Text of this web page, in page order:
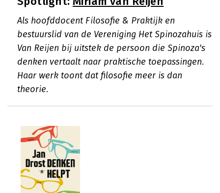
Als hoofddocent Filosofie & Praktijk en
bestuurslid van de Vereniging Het Spinozahuis is
Van Reijen bij uitstek de persoon die Spinoza's
denken vertaalt naar praktische toepassingen.
Haar werk toont dat filosofie meer is dan
theorie.